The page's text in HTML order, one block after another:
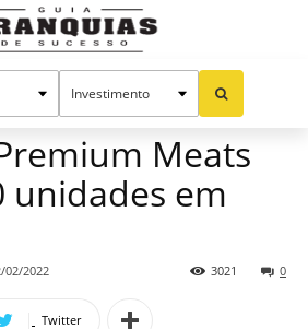
Meats
unidades em
02/2022 0
3021
Twitter